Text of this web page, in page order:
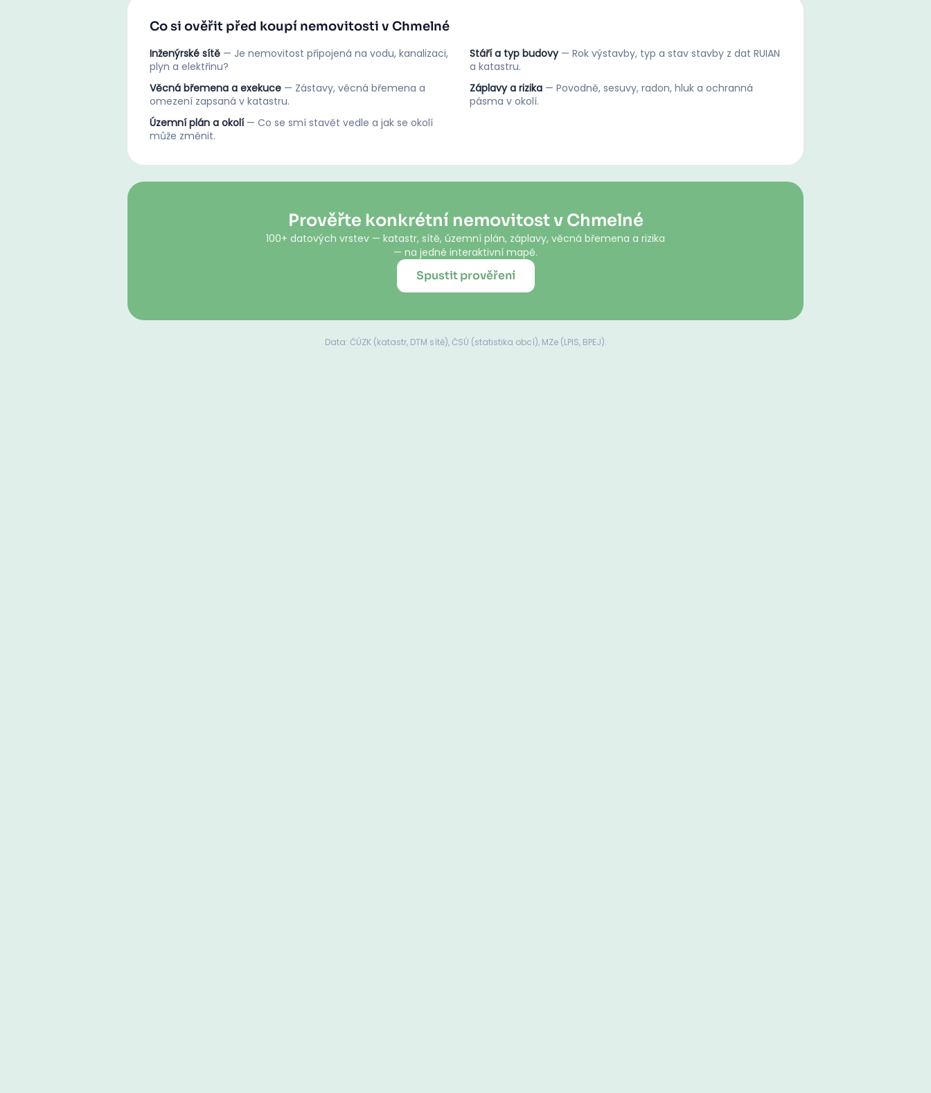
Co si ověřit před koupí nemovitosti v Chmelné
Inženýrské sítě — Je nemovitost připojená na vodu, kanalizaci,
plyn a elektřinu?
Stáří a typ budovy — Rok výstavby, typ a stav stavby z dat RUIAN
a katastru.
Věcná břemena a exekuce — Zástavy, věcná břemena a
omezení zapsaná v katastru.
Záplavy a rizika — Povodně, sesuvy, radon, hluk a ochranná
pásma v okolí.
Územní plán a okolí — Co se smí stavět vedle a jak se okolí
může změnit.
Prověřte konkrétní nemovitost v Chmelné
100+ datových vrstev — katastr, sítě, územní plán, záplavy, věcná břemena a rizika
— na jedné interaktivní mapě.
Spustit prověření
Data: ČÚZK (katastr, DTM sítě), ČSÚ (statistika obcí), MZe (LPIS, BPEJ).